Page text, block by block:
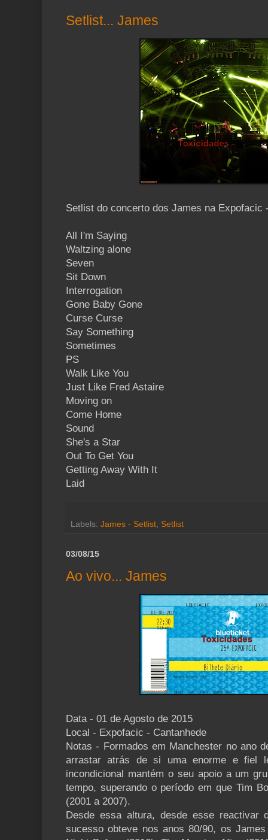
Setlist... James
Setlist do concerto dos James na Expofacic
All I'm Saying
Waltzing alone
Seven
Sit Down
Interrogation
Gone Baby Gone
Curse Curse
Say Something
Sometimes
PS
Walk Like You
Just Like Fred Astaire
Moving on
Come Home
Sound
She's a Star
Out To Get You
Getting Away With It
Laid
Labels: James - Setlist Setlist
03/08/15
Ao vivo... James
Data - 01 de Agosto de 2015
Local - Expofacic - Cantanhede
Notas - Formados em Manchester no ano
arrastar atrás de si uma enorme e fiel
incondicional mantém o seu apoio a um
tempo, superando o período em que Tim
(2001 a 2007).
Desde essa altura, desde esse reactivar
sucesso obteve nos anos 80/90, os